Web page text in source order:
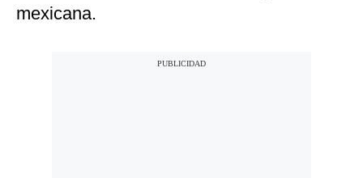
mexicana.